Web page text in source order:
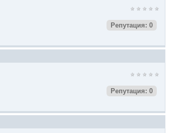
Репутация: 0
Репутация: 0